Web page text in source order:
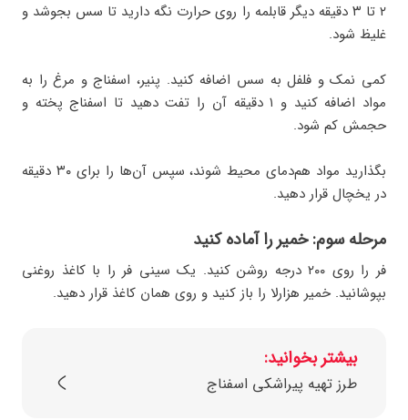
۲ تا ۳ دقیقه دیگر قابلمه را روی حرارت نگه دارید تا سس بجوشد و
غلیظ شود.
کمی نمک و فلفل به سس اضافه کنید. پنیر، اسفناج و مرغ را به
مواد اضافه کنید و ۱ دقیقه آن را تفت دهید تا اسفناج پخته و
حجمش کم شود.
بگذارید مواد هم‌دمای محیط شوند، سپس آن‌ها را برای ۳۰ دقیقه
در یخچال قرار دهید.
مرحله سوم: خمیر را آماده کنید
فر را روی ۲۰۰ درجه روشن کنید. یک سینی فر را با کاغذ روغنی
بپوشانید. خمیر هزارلا را باز کنید و روی همان کاغذ قرار دهید.
بیشتر بخوانید:
طرز تهیه پیراشکی اسفناج